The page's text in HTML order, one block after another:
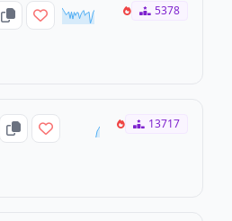
5378
13717